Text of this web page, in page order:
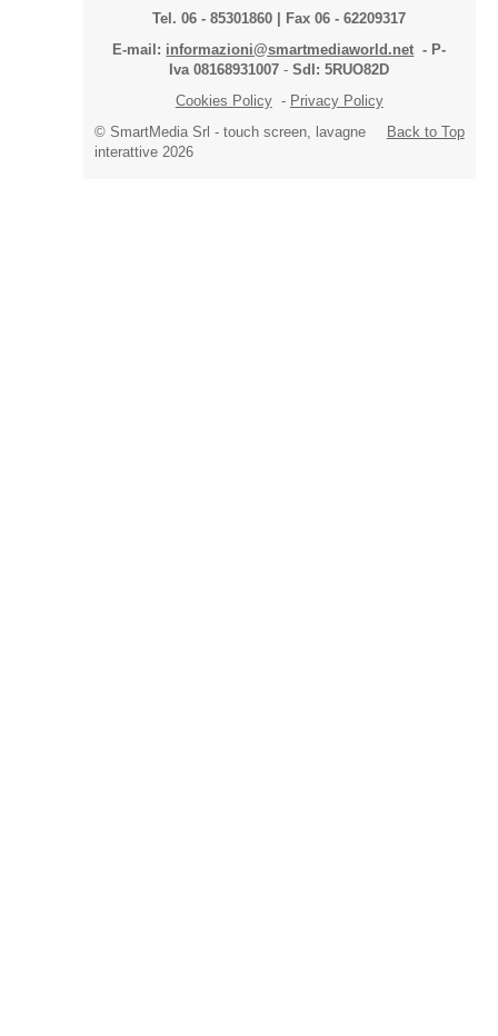
Tel. 06 - 85301860 | Fax 06 - 62209317
E-mail: informazioni@smartmediaworld.net - P-
Iva 08168931007 -SdI: 5RUO82D
Cookies Policy- Privacy Policy
Back to Top
© SmartMedia Srl - touch screen, lavagne
interattive 2026